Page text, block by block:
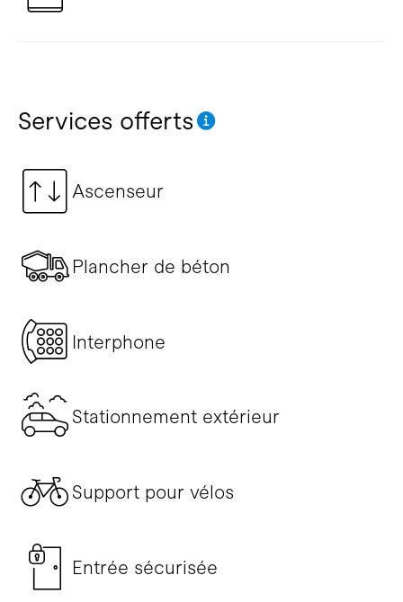
Services offerts
Ascenseur
Plancher de béton
Interphone
Stationnement extérieur
Support pour vélos
Entrée sécurisée